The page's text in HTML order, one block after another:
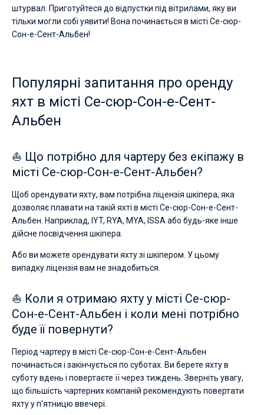
штурвал. Приготуйтеся до відпустки під вітрилами, яку ви
тільки могли собі уявити! Вона починається в місті Се-сюр-
Сон-е-Сент-Альбен!
Популярні запитання про оренду
яхт в місті Се-сюр-Сон-е-Сент-
Альбен
⛵ Що потрібно для чартеру без екіпажу в
місті Се-сюр-Сон-е-Сент-Альбен?
Щоб орендувати яхту, вам потрібна ліцензія шкіпера, яка
дозволяє плавати на такій яхті в місті Се-сюр-Сон-е-Сент-
Альбен. Наприклад, IYT, RYA, MYA, ISSA або будь-яке інше
дійсне посвідчення шкіпера.
Або ви можете орендувати яхту зі шкіпером. У цьому
випадку ліцензія вам не знадобиться.
⛵ Коли я отримаю яхту у місті Се-сюр-
Сон-е-Сент-Альбен і коли мені потрібно
буде її повернути?
Період чартеру в місті Се-сюр-Сон-е-Сент-Альбен
починається і закінчується по суботах. Ви берете яхту в
суботу вдень і повертаєте її через тиждень. Зверніть увагу,
що більшість чартерних компаній рекомендують повертати
яхту у п'ятницю ввечері.